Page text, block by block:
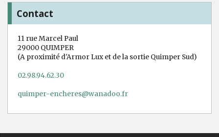
Contact
11 rue Marcel Paul
29000 QUIMPER
(A proximité d'Armor Lux et de la sortie Quimper Sud)
02.98.94.62.30
quimper-encheres@wanadoo.fr